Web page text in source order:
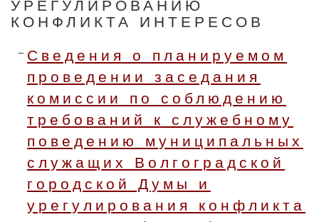
УРЕГУЛИРОВАНИЮ
КОНФЛИКТА ИНТЕРЕСОВ
Сведения о планируемом
проведении заседания
комиссии по соблюдению
требований к служебному
поведению муниципальных
служащих Волгоградской
городской Думы и
урегулирования конфликта